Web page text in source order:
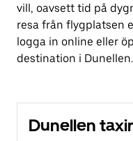
vill, oavsett tid på
resa från flygplatsen
logga in online eller
destination i Dunellen.
Dunellen